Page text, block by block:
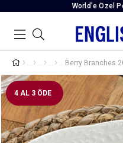
World’e Özel
Berry Branches
4 AL 3 ÖDE